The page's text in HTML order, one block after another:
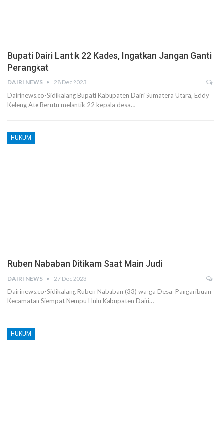
Bupati Dairi Lantik 22 Kades, Ingatkan Jangan Ganti
Perangkat
DAIRI NEWS 28 Dec 2023
Dairinews.co-Sidikalang Bupati Kabupaten Dairi Sumatera Utara, Eddy
Keleng Ate Berutu melantik 22 kepala desa…
HUKUM
Ruben Nababan Ditikam Saat Main Judi
DAIRI NEWS 27 Dec 2023
Dairinews.co-Sidikalang Ruben Nababan (33) warga Desa Pangaribuan
Kecamatan Siempat Nempu Hulu Kabupaten Dairi…
HUKUM